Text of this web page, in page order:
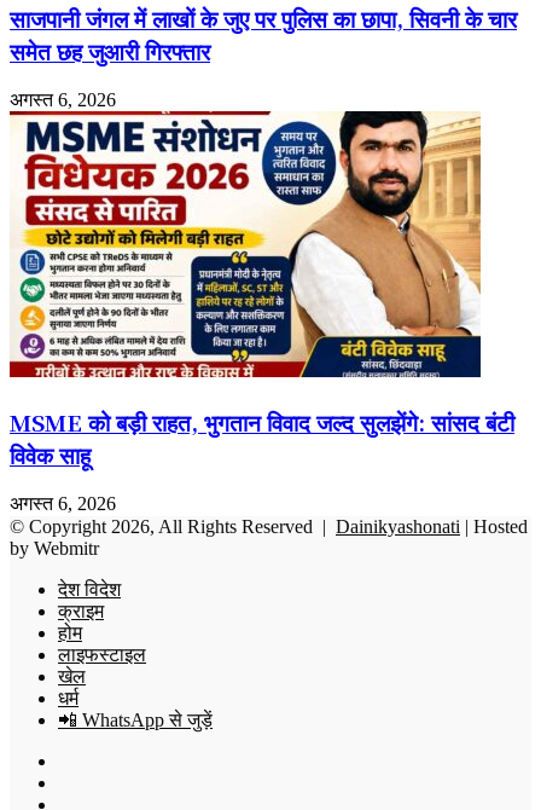
साजपानी जंगल में लाखों के जुए पर पुलिस का छापा, सिवनी के चार
समेत छह जुआरी गिरफ्तार
अगस्त 6, 2026
MSME को बड़ी राहत, भुगतान विवाद जल्द सुलझेंगे: सांसद बंटी
विवेक साहू
अगस्त 6, 2026
© Copyright 2026, All Rights Reserved | Dainikyashonati | Hosted
by Webmitr
देश विदेश
क्राइम
होम
लाइफस्टाइल
खेल
धर्म
📲 WhatsApp से जुड़ें